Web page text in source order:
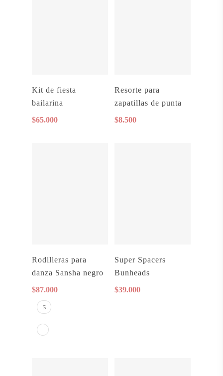
Kit de fiesta
bailarina
$65.000
Resorte para
zapatillas de punta
$8.500
Opciones
Rodilleras para
danza Sansha negro
$87.000
S
Super Spacers
Bunheads
$39.000